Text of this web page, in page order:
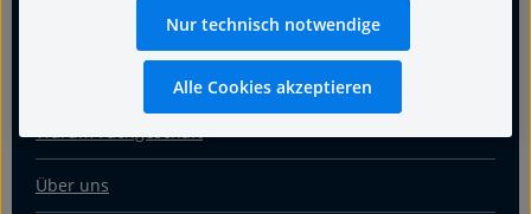
Für guten Schlaf
Warum Fachgeschäft
Über uns
Nur technisch notwendige
Alle Cookies akzeptieren